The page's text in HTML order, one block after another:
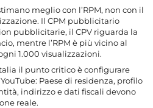
meglio con l’RPM, non con il
Il CPM pubblicitario
pubblicitarie, il CPV riguarda la
mentre l’RPM è più vicino al
1.000 visualizzazioni.
il punto critico è configurare
Paese di residenza, profilo
indirizzo e dati fiscali devono
reale.